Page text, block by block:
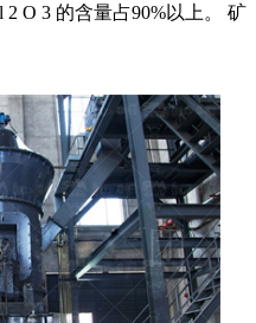
O 3 的含量占90%以上。 矿